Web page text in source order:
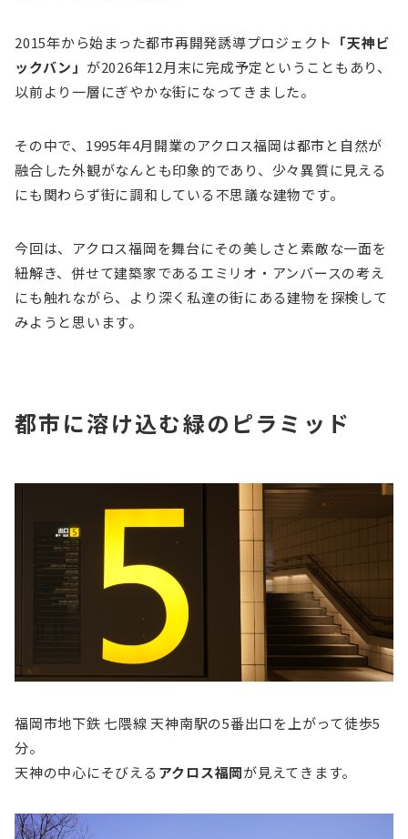
2015年から始まった都市再開発誘導プロジェクト 「天神ビ
ックバン」 が2026年12月末に完成予定ということもあり、
以前より一層にぎやかな街になってきました。
その中で、1995年4月開業のアクロス福岡は都市と自然が
融合した外観がなんとも印象的であり、少々異質に見える
にも関わらず街に調和している不思議な建物です。
今回は、アクロス福岡を舞台にその美しさと素敵な一面を
紐解き、併せて建築家であるエミリオ・アンバースの考え
にも触れながら、より深く私達の街にある建物を探検して
みようと思います。
都市に溶け込む緑のピラミッド
福岡市地下鉄 七隈線 天神南駅の5番出口を上がって徒歩5
分。
天神の中心にそびえる アクロス福岡が見えてきます。